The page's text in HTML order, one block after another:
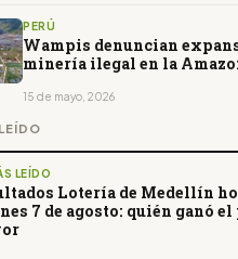
PERÚ
Wampis denuncian
minería ilegal en la
15 de mayo, 2026
LEÍDO
Lotería de Medellín
7 de agosto: quién ganó